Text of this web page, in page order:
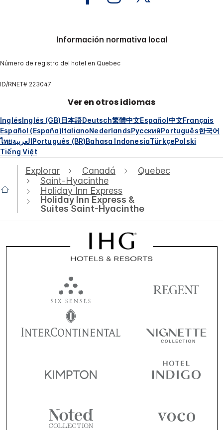
Información normativa local
Número de registro del hotel en Quebec
ID/RNET# 223047
Ver en otros idiomas
InglésInglés (GB)日本語Deutsch繁體中文Español中文Français
Español (España)ItalianoNederlandsРусскийPortuguês한국어
ไทยالعربيةPortuguês (BR)Bahasa IndonesiaTürkçePolski
Tiếng Việt
Explorar Canadá
Quebec
Saint-Hyacinthe
Holiday Inn Express
Holiday Inn Express &
Suites Saint-Hyacinthe